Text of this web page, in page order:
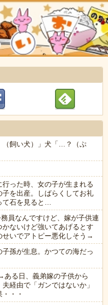
（飼い犬）」犬「…？（ぷ
った時、女の子が生まれる
を出産。しばらくしてお礼
て石を見ると…
員なんですけど、嫁が子供連
ないけど強いてあげるとす
せいでアトピー悪化しそう→
孫が生息。かつての海だっ
ある日、義弟嫁の子供から
経由で「ガンではないか」
・・